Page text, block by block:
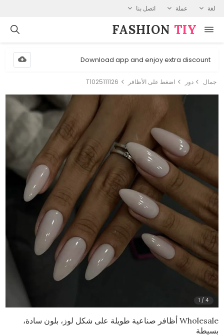
لغة عملة اتصل بنا
FASHION⁠ TIY
Download app and enjoy extra discount
جمال دور اضغط على الأظافر T1025111126
1 /4
Wholesale أظافر صناعية طويلة على شكل لوز، بلون سادة،
بسيطة